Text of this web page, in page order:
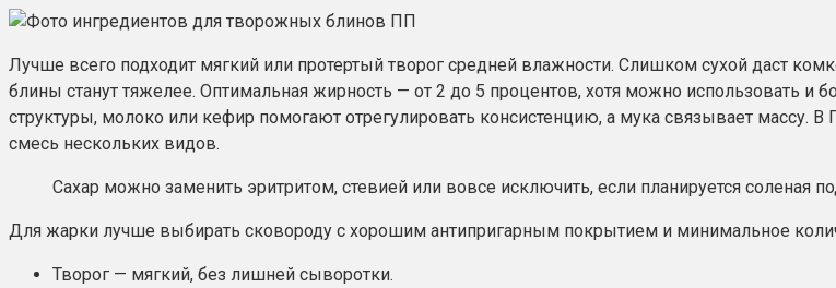
Лучше всего подходит мягкий или протертый творог средней влажности. Слишком сухой даст
блины станут тяжелее. Оптимальная жирность — от 2 до 5 процентов, хотя можно использовать
структуры, молоко или кефир помогают отрегулировать консистенцию, а мука связывает
смесь нескольких видов.
Сахар можно заменить эритритом, стевией или вовсе исключить, если планируется соленая
Для жарки лучше выбирать сковороду с хорошим антипригарным покрытием и минимальное
Творог — мягкий, без лишней сыворотки.